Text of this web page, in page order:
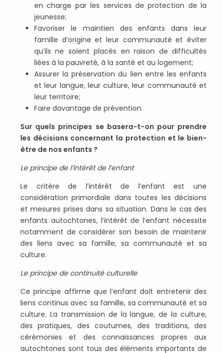
en charge par les services de protection de la
jeunesse;
Favoriser le maintien des enfants dans leur
famille d’origine et leur communauté et éviter
qu’ils ne soient placés en raison de difficultés
liées à la pauvreté, à la santé et au logement;
Assurer la préservation du lien entre les enfants
et leur langue, leur culture, leur communauté et
leur territoire;
Faire davantage de prévention.
Sur quels principes se basera-t-on pour prendre
les décisions concernant la protection et le bien-
être de nos enfants ?
Le principe de l’intérêt de l’enfant
Le critère de l’intérêt de l’enfant est une
considération primordiale dans toutes les décisions
et mesures prises dans sa situation. Dans le cas des
enfants autochtones, l’intérêt de l’enfant nécessite
notamment de considérer son besoin de maintenir
des liens avec sa famille, sa communauté et sa
culture.
Le principe de continuité culturelle
Ce principe affirme que l’enfant doit entretenir des
liens continus avec sa famille, sa communauté et sa
culture. La transmission de la langue, de la culture,
des pratiques, des coutumes, des traditions, des
cérémonies et des connaissances propres aux
autochtones sont tous des éléments importants de